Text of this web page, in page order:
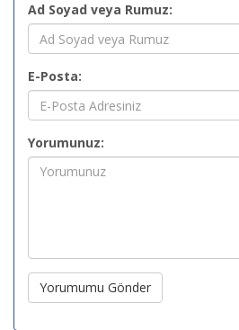
Ad Soyad veya Rumuz:
E-Posta:
Yorumunuz:
Yorumumu Gönder